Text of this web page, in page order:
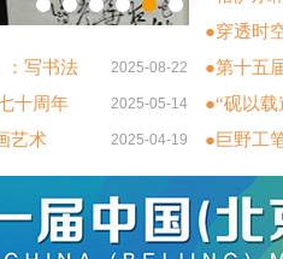
●穿透时
：写书法
2025-08-22
●第十五
十周年
2025-05-14
●“砚以
艺术
2025-04-19 ●巨野工